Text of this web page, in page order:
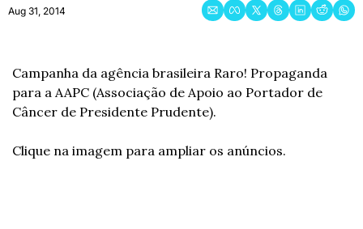
Aug 31, 2014
Campanha da agência brasileira Raro! Propaganda
para a AAPC (Associação de Apoio ao Portador de
Câncer de Presidente Prudente).
Clique na imagem para ampliar os anúncios.